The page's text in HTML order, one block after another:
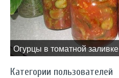
Огурцы в томатной заливке
Категории пользователей